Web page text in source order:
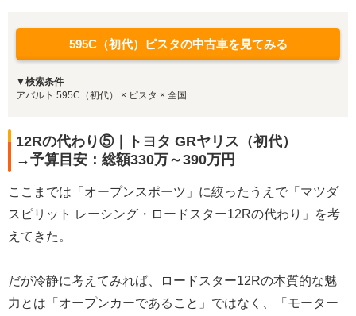
595C（初代）ピスタの中古車を見てみる
▼検索条件
アバルト 595C（初代） × ピスタ × 全国
12Rの代わり⑤｜トヨタ GRヤリス（初代）
→予算目安：総額330万～390万円
ここまでは「オープンスポーツ」に絞ったうえで「マツダ
スピリット レーシング・ロードスター12Rの代わり」を考
えてきた。
だが冷静に考えてみれば、ロードスター12Rの本質的な魅
力とは「オープンカーであること」ではなく、「モーター